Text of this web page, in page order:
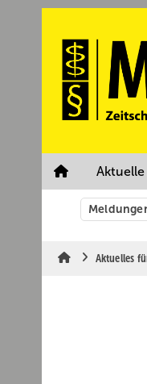
Aktuelle
Aktuelles